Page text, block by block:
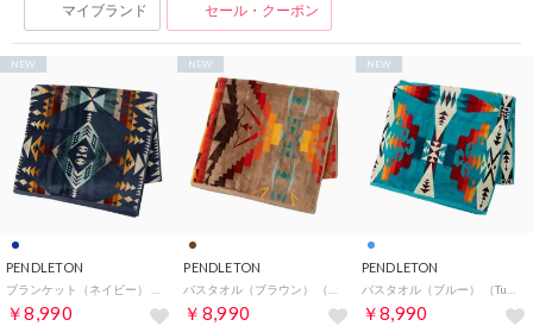
マイブランド セール・クーポン
PENDLETON
￥8,990
NEW
PENDLETON
￥8,990
NEW
PENDLETON
￥8,990
NEW